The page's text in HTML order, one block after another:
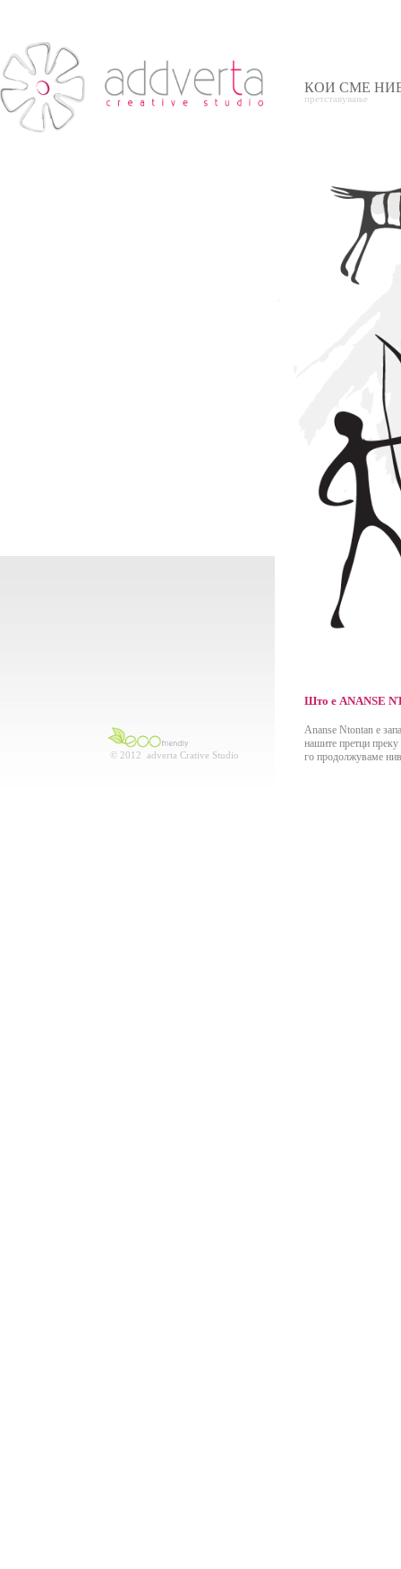
КОИ СМЕ
Што е ANANSE
Ananse Ntontan е
нашите претци
го продолжуваме
претставување
© 2012 adverta Crative Studio